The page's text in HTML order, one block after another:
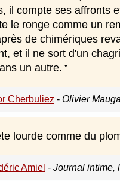
il compte ses affronts
le ronge comme un
de chimériques
et il ne sort d'un
un autre.
Cherbuliez - Olivier
lourde comme du
Amiel - Journal intime,